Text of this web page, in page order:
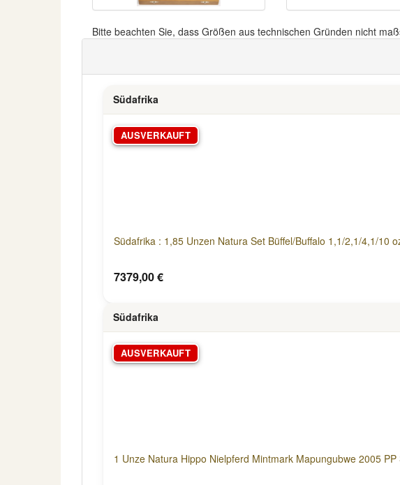
Bitte beachten Sie, dass Größen aus technischen Gründen nicht
Südafrika
AUSVERKAUFT
Südafrika : 1,85 Unzen Natura Set Büffel/Buffalo 1,1/2,1/4,1/10
7379,00 €
Südafrika
AUSVERKAUFT
1 Unze Natura Hippo Nielpferd Mintmark Mapungubwe 2005 PP